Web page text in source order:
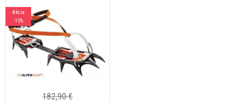
Akcia
-15%
182,90 €